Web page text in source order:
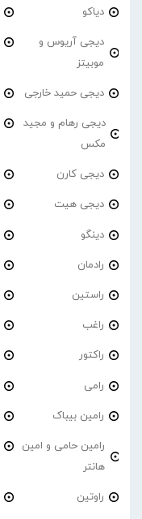
دیاکو
دیجی آریوس و
موبیتز
دیجی حمید خارجی
دیجی رهام و مجید
مکس
دیجی کارن
دیجی هیت
دینگو
رادمان
راستین
راغب
راکتور
رامی
رامین بیباک
رامین حامی و امین
هانتر
راوتین